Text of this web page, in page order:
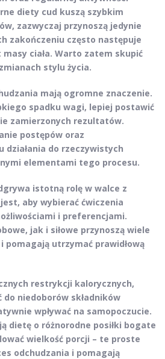
diety cud kuszą szybkim
zazwyczaj przynoszą jedynie
zakończeniu często następuje
ciała. Warto zatem skupić
stylu życia.
mają ogromne znaczenie.
spadku wagi, lepiej postawić
zamierzonych rezultatów.
postępów oraz
działania do rzeczywistych
elementami tego procesu.
istotną rolę w walce z
aby wybierać ćwiczenia
i preferencjami.
jak i siłowe przynoszą wiele
pomagają utrzymać prawidłową
restrykcji kalorycznych,
niedoborów składników
wpływać na samopoczucie.
dietę o różnorodne posiłki bogate
wielkość porcji – te proste
odchudzania i pomagają